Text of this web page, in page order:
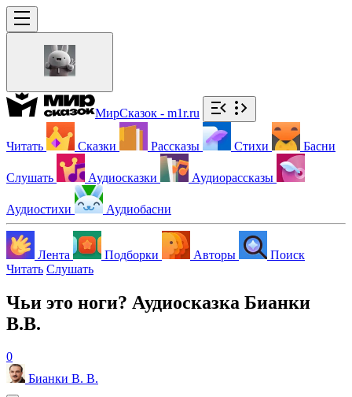
МирСказок - m1r.ru
Читать Сказки Рассказы Стихи Басни
Слушать Аудиосказки Аудиорассказы
Аудиостихи Аудиобасни
Лента Подборки Авторы
Поиск
Читать Слушать
Чьи это ноги? Аудиосказка Бианки
В.В.
0
Бианки В. В.